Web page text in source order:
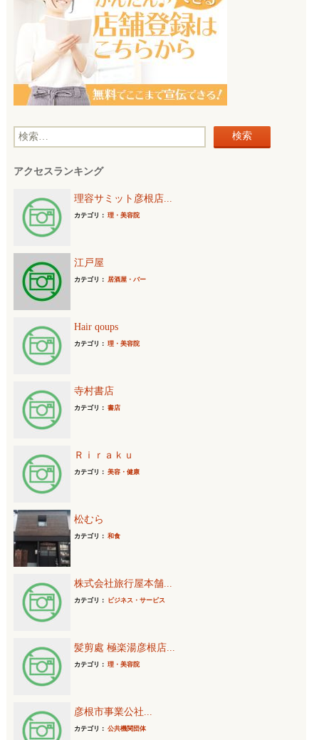
検
:アクセスランキング
理容サミット彦根店...
カテゴリ： 理・美容院
江戸屋
カテゴリ： 居酒屋・バー
Hair qoups
カテゴリ： 理・美容院
寺村書店
カテゴリ： 書店
Ｒｉｒａｋｕ
カテゴリ： 美容・健康
松むら
カテゴリ： 和食
株式会社旅行屋本舗...
カテゴリ： ビジネス・サービス
髪剪處 極楽湯彦根店...
カテゴリ： 理・美容院
彦根市事業公社...
カテゴリ： 公共機関団体